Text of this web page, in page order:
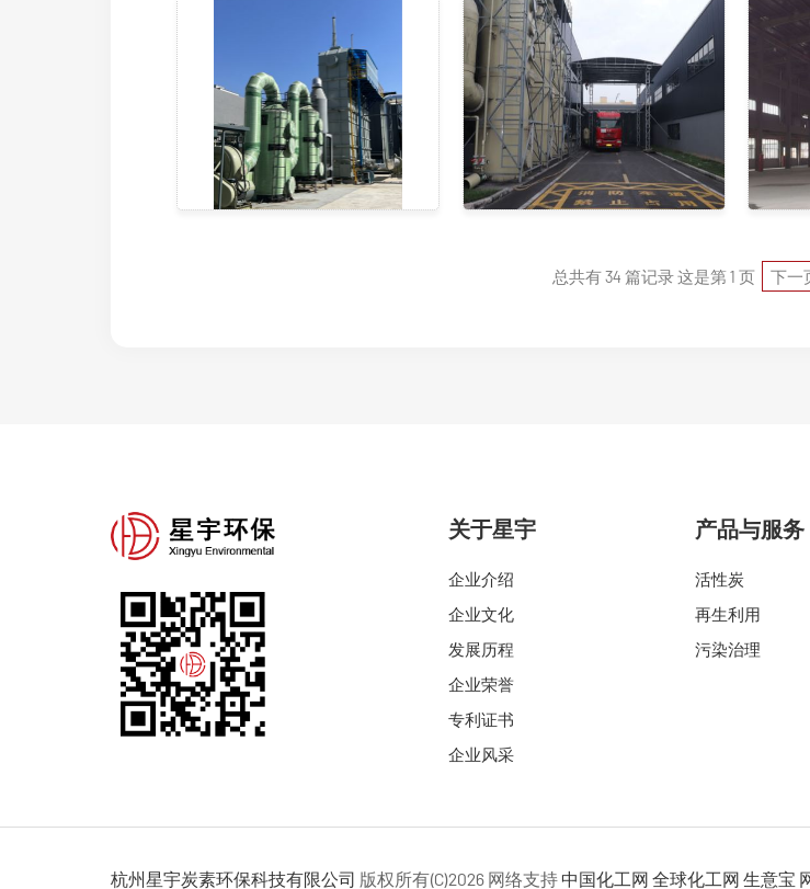
总共有 34 篇记录 这是第 1 页 下一
关于星宇
企业介绍
企业文化
发展历程
企业荣誉
专利证书
企业风采
产品与服务
活性炭
再生利用
污染治理
杭州星宇炭素环保科技有限公司 版权所有(C)2026 网络支持 中国化工网 全球化工网 生意宝